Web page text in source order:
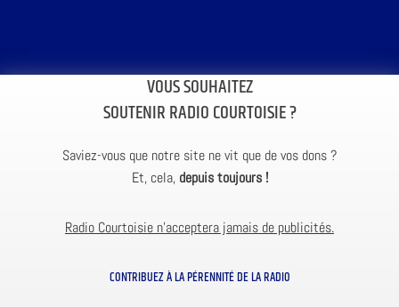
VOUS SOUHAITEZ
SOUTENIR RADIO COURTOISIE ?
Saviez-vous que notre site ne vit que de vos dons ?
Et, cela, depuis toujours !
Radio Courtoisie n’acceptera jamais de publicités.
CONTRIBUEZ À LA PÉRENNITÉ DE LA RADIO